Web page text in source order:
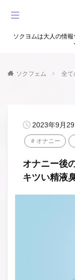
ソクヨムは大人の情
ソクフェム 全て
2023年9月29
オナニー
オナニー後
キツい精液